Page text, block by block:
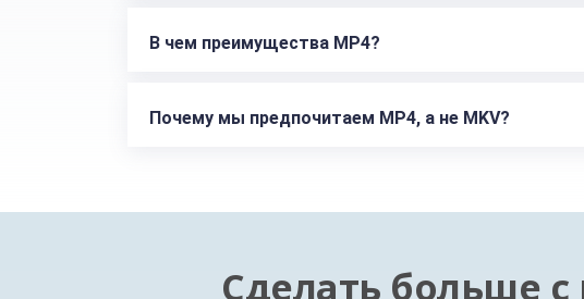
В чем преимущества MP4?
Почему мы предпочитаем MP4, а не MKV?
Сделать больше